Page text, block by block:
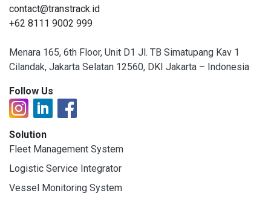
contact@transtrack.id
+62 8111 9002 999
Menara 165, 6th Floor, Unit D1 Jl. TB Simatupang Kav 1
Cilandak, Jakarta Selatan 12560, DKI Jakarta – Indonesia
Follow Us
Solution
Fleet Management System
Logistic Service Integrator
Vessel Monitoring System